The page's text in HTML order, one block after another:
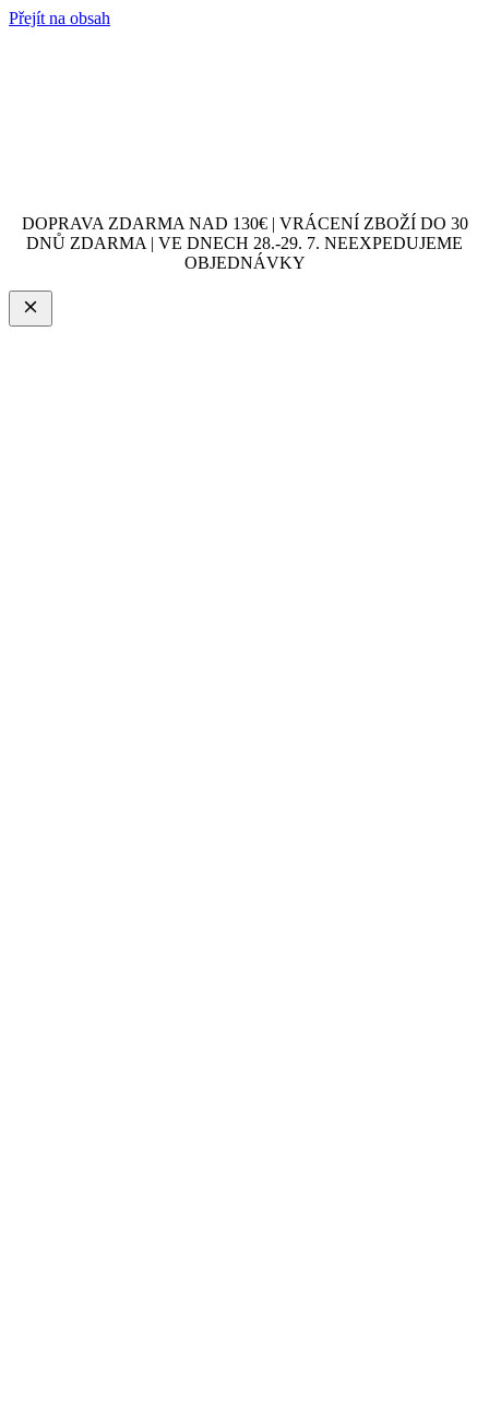
Přejít na obsah
DOPRAVA ZDARMA NAD 130€ | VRÁCENÍ ZBOŽÍ DO 30
DNŮ ZDARMA | VE DNECH 28.-29. 7. NEEXPEDUJEME
OBJEDNÁVKY